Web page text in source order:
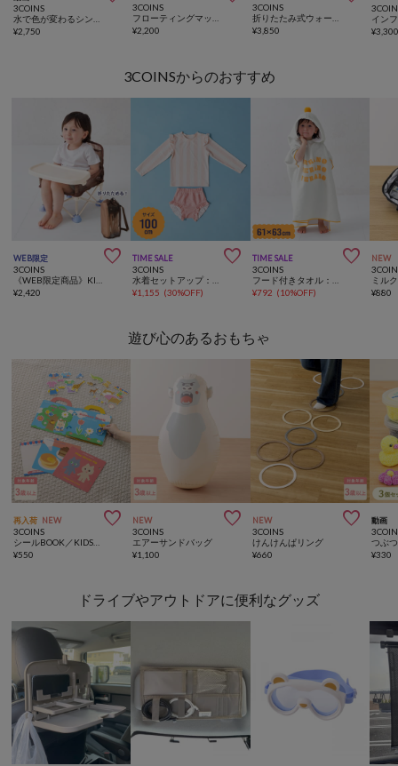
3COINS
¥2,750
3COINS
¥2,200
3COINS
¥3,850 ¥
3COINSからのおすすめ
WEB限定 
3COINS
¥2,420
TIME SALE 
3COINS
¥1,155 (30%OFF)
TIME SALE 
3COINS
¥792 (10%OFF)
NEW
¥880
遊び心のあるおもちゃ
再入荷 NEW 
3COINS
¥550
NEW 
3COINS
エアーサンドバッグ
¥1,100
NEW 
3COINS
けんけんぱリング
¥660
動画
つぶ
¥330
ドライブやアウトドアに便利なグッズ